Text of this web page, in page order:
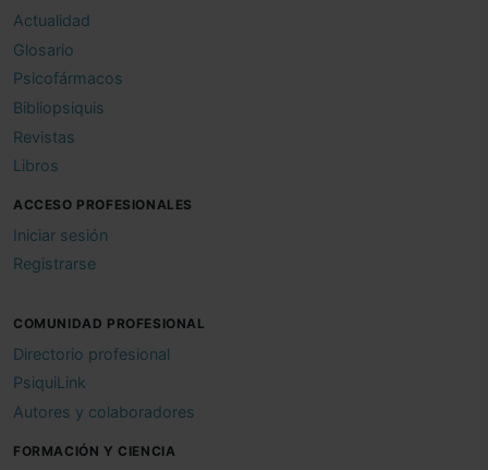
Actualidad
Glosario
Psicofármacos
Bibliopsiquis
Revistas
Libros
ACCESO PROFESIONALES
Iniciar sesión
Registrarse
COMUNIDAD PROFESIONAL
Directorio profesional
PsiquiLink
Autores y colaboradores
FORMACIÓN Y CIENCIA